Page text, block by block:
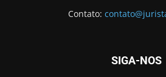
Contato:
SIGA-NOS